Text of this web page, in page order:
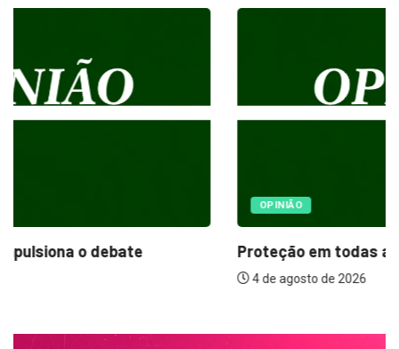
Proteção em todas as estações: o papel...